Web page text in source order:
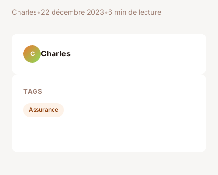
Charles•22 décembre 2023•6 min de lecture
C Charles
TAGS
Assurance